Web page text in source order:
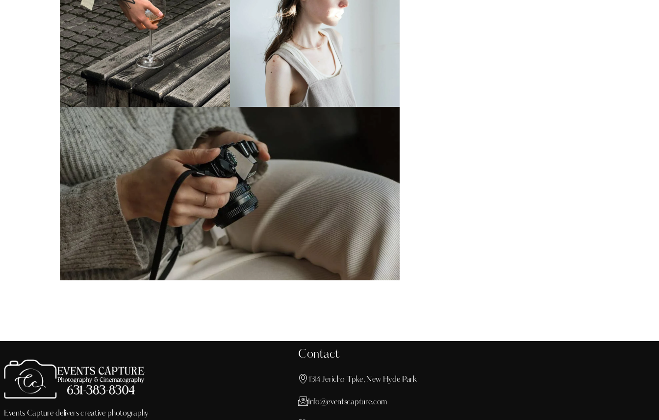
Events Capture delivers creative photography
Contact
1314 Jericho Tpke, New Hyde Park
Info@eventscapture.com